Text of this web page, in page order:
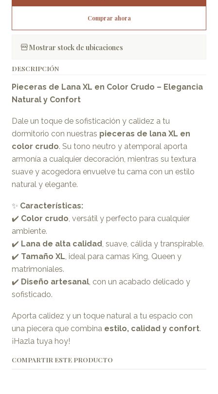
Comprar ahora
Mostrar stock de ubicaciones
DESCRIPCIÓN
Pieceras de Lana XL en Color Crudo – Elegancia
Natural y Confort
Dale un toque de sofisticación y calidez a tu
dormitorio con nuestras pieceras de lana XL en
color crudo. Su tono neutro y atemporal aporta
armonía a cualquier decoración, mientras su textura
suave y acogedora envuelve tu cama con un estilo
natural y elegante.
✨ Características:
✔️ Color crudo, versátil y perfecto para cualquier
ambiente.
✔️ Lana de alta calidad, suave, cálida y transpirable.
✔️ Tamaño XL, ideal para camas King, Queen y
matrimoniales.
✔️ Diseño artesanal, con un acabado delicado y
sofisticado.
Aporta calidez y un toque natural a tu espacio con
una piecera que combina estilo, calidad y confort.
¡Hazla tuya hoy!
COMPARTIR ESTE PRODUCTO